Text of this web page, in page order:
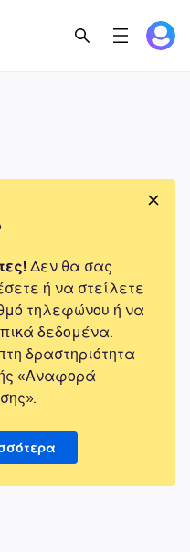
Δεν θα σας
ή να στείλετε
τηλεφώνου ή να
δεδομένα.
δραστηριότητα
«Αναφορά